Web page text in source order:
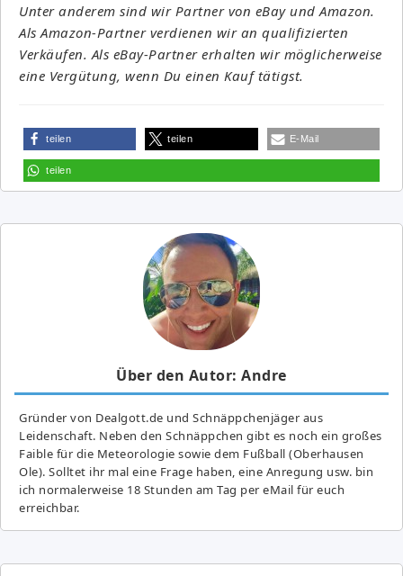
Unter anderem sind wir Partner von eBay und Amazon.
Als Amazon-Partner verdienen wir an qualifizierten
Verkäufen. Als eBay-Partner erhalten wir möglicherweise
eine Vergütung, wenn Du einen Kauf tätigst.
teilen teilen E-Mail
teilen
Über den Autor: Andre
Gründer von Dealgott.de und Schnäppchenjäger aus
Leidenschaft. Neben den Schnäppchen gibt es noch ein großes
Fai­ble für die Meteorologie sowie dem Fußball (Oberhausen
Ole). Solltet ihr mal eine Frage haben, eine Anregung usw. bin
ich normalerweise 18 Stunden am Tag per eMail für euch
erreichbar.